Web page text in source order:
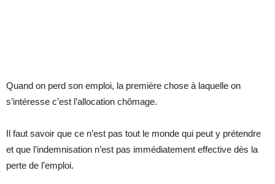
Quand on perd son emploi, la première chose à laquelle on
s’intéresse c’est l’allocation chômage.
Il faut savoir que ce n’est pas tout le monde qui peut y prétendre
et que l’indemnisation n’est pas immédiatement effective dès la
perte de l’emploi.